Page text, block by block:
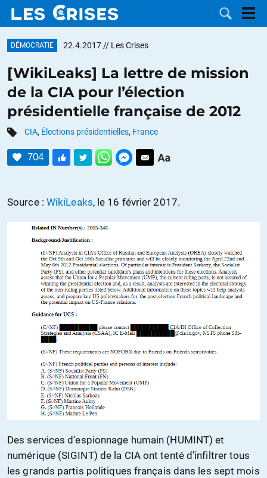
DOSSIERS
CATÉGORIES
MOTS CLÉS
CONTACTER
FAIRE UN
DÉMOCRATIE 22.4.2017 // Les Crises
[WikiLeaks] La lettre de mission
de la CIA pour l’élection
présidentielle française de 2012
CIA, Élections présidentielles, France
704
Source : WikiLeaks, le 16 février 2017.
Des services d’espionnage humain (HUMINT) et
numérique (SIGINT) de la CIA ont tenté d’infiltrer tous
les grands partis politiques français dans les sept mois